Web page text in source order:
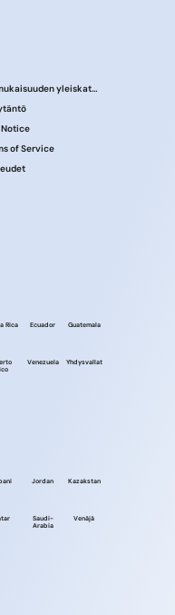
Vaatimustenmukaisuuden yleiskatsaus
Notice
of Service
Rica Ecuador Guatemala
Venezuela Yhdysvallat
Jordan Kazakstan
Saudi-
Arabia
Venäjä